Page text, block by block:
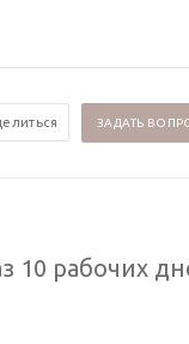
ЗАДАТЬ
10 рабочих